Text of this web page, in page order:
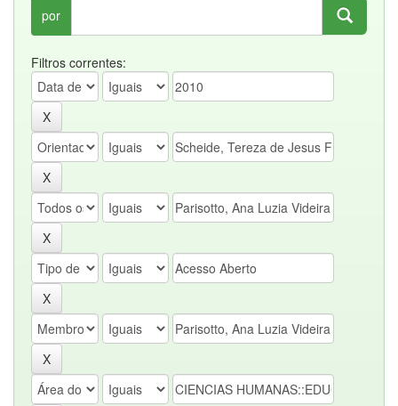
por
Filtros correntes: